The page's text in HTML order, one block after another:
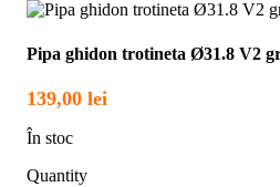
Pipa ghidon trotineta Ø31.8 V2
139,00 lei
În stoc
Quantity